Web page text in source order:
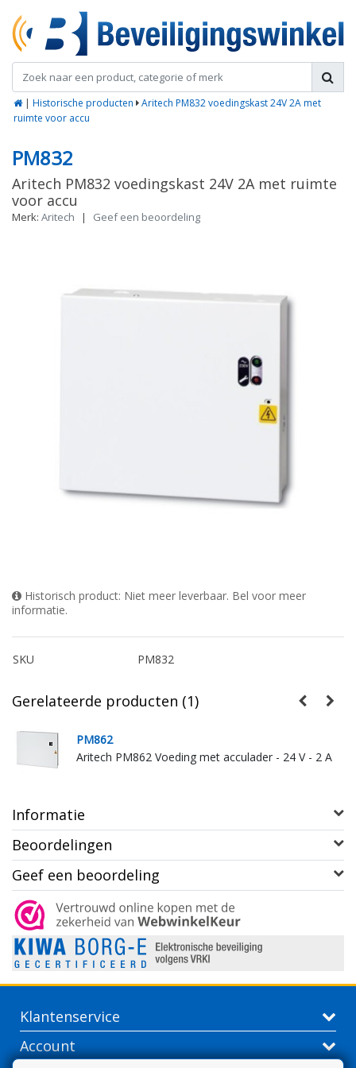
| Historische producten
Aritech PM832 voedingskast 24V 2A met
ruimte voor accu
PM832
Aritech PM832 voedingskast 24V 2A met ruimte
voor accu
Merk: Aritech | Geef een beoordeling
Historisch product: Niet meer leverbaar. Bel voor meer
informatie.
SKU PM832
Gerelateerde producten (1)
PM862
Aritech PM862 Voeding met acculader - 24 V - 2 A
Informatie
Beoordelingen
Geef een beoordeling
Klantenservice
Account